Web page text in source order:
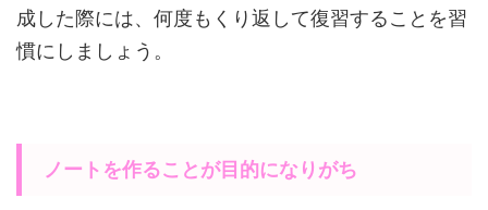
成した際には、何度もくり返して復習することを習
慣にしましょう。
ノートを作ることが目的になりがち